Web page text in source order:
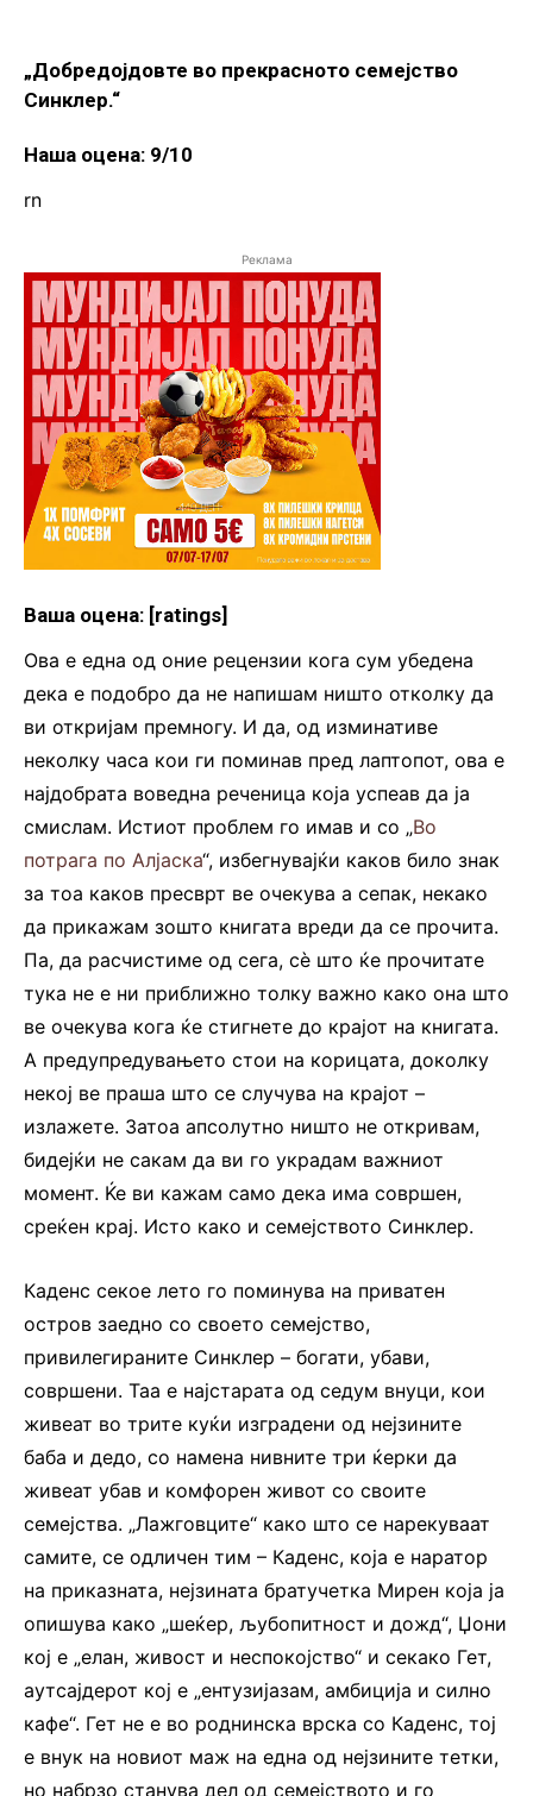
„Добредојдовте во прекрасното семејство
Синклер.“
Наша оцена: 9/10
rn
Реклама
Ваша оцена: [ratings]
Ова е една од оние рецензии кога сум убедена
дека е подобро да не напишам ништо отколку да
ви откријам премногу. И да, од изминативе
неколку часа кои ги поминав пред лаптопот, ова е
најдобрата воведна реченица која успеав да ја
смислам. Истиот проблем го имав и со „Во
потрага по Алјаска“, избегнувајќи каков било знак
за тоа каков пресврт ве очекува а сепак, некако
да прикажам зошто книгата вреди да се прочита.
Па, да расчистиме од сега, сè што ќе прочитате
тука не е ни приближно толку важно како она што
ве очекува кога ќе стигнете до крајот на книгата.
А предупредувањето стои на корицата, доколку
некој ве праша што се случува на крајот –
излажете. Затоа апсолутно ништо не откривам,
бидејќи не сакам да ви го украдам важниот
момент. Ќе ви кажам само дека има совршен,
среќен крај. Исто како и семејството Синклер.
Каденс секое лето го поминува на приватен
остров заедно со своето семејство,
привилегираните Синклер – богати, убави,
совршени. Таа е најстарата од седум внуци, кои
живеат во трите куќи изградени од нејзините
баба и дедо, со намена нивните три ќерки да
живеат убав и комфорен живот со своите
семејства. „Лажговците“ како што се нарекуваат
самите, се одличен тим – Каденс, која е наратор
на приказната, нејзината братучетка Мирен која ја
опишува како „шеќер, љубопитност и дожд“, Џони
кој е „елан, живост и неспокојство“ и секако Гет,
аутсајдерот кој е „ентузијазам, амбиција и силно
кафе“. Гет не е во роднинска врска со Каденс, тој
е внук на новиот маж на една од нејзините тетки,
но набрзо станува дел од семејството и го